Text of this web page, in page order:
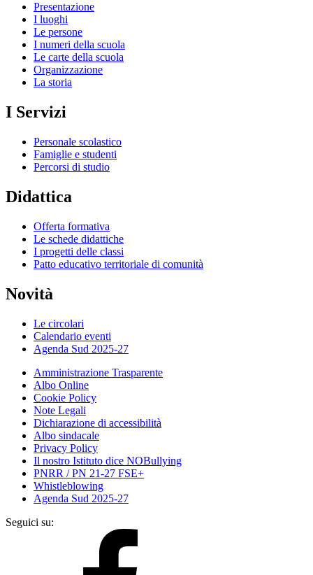
Presentazione
I luoghi
Le persone
I numeri della scuola
Le carte della scuola
Organizzazione
La storia
I Servizi
Personale scolastico
Famiglie e studenti
Percorsi di studio
Didattica
Offerta formativa
Le schede didattiche
I progetti delle classi
Patto educativo territoriale di comunità
Novità
Le circolari
Calendario eventi
Agenda Sud 2025-27
Amministrazione Trasparente
Albo Online
Cookie Policy
Note Legali
Dichiarazione di accessibilità
Albo sindacale
Privacy Policy
Il nostro Istituto dice NOBullying
PNRR / PN 21-27 FSE+
Whistleblowing
Agenda Sud 2025-27
Seguici su: